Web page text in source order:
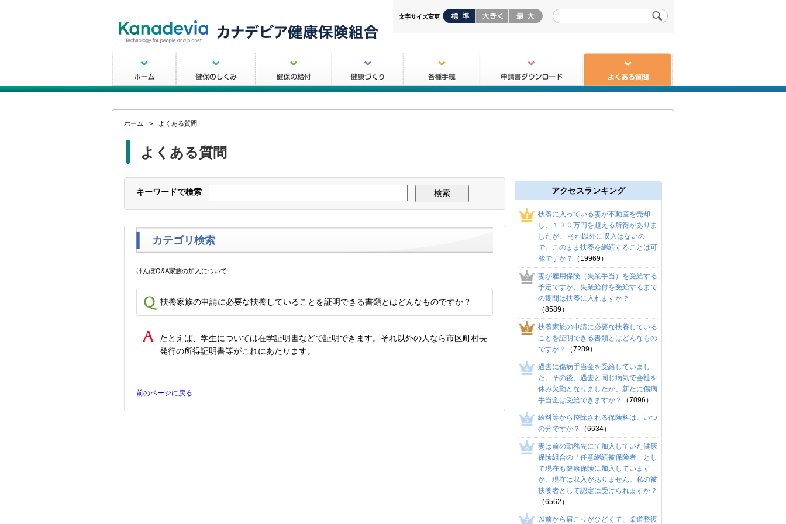
文字サイズ変更
ホーム 健保のしくみ 健保の給付 健康づくり 各種手続 申請書ダウンロード よくある質問
ホーム > よくある質問
よくある質問
キーワードで検索
カテゴリ検索
けんぽQ&A家族の加入について
扶養家族の申請に必要な扶養していることを証明できる書類とはどんなものですか？
たとえば、学生については在学証明書などで証明できます。それ以外の人なら市区町村長
発行の所得証明書等がこれにあたります。
前のページに戻る
アクセスランキング
扶養に入っている妻が不動産を売却
し、１３０万円を超える所得がありま
したが、 それ以外に収入はないの
で、このまま扶養を継続することは可
能ですか？
（19969）
妻が雇用保険（失業手当）を受給する
予定ですが、失業給付を受給するまで
の期間は扶養に入れますか？
（8589）
扶養家族の申請に必要な扶養している
ことを証明できる書類とはどんなもの
ですか？
（7289）
過去に傷病手当金を受給していまし
た。その後、過去と同じ病気で会社を
休み欠勤となりましたが、新たに傷病
手当金は受給できますか？
（7096）
給料等から控除される保険料は、いつ
の分ですか？
（6634）
妻は前の勤務先にて加入していた健康
保険組合の「任意継続被保険者」とし
て現在も健康保険に加入しています
が、現在は収入がありません。私の被
扶養者として認定は受けられますか？
（6562）
以前から肩こりがひどくて、柔道整復